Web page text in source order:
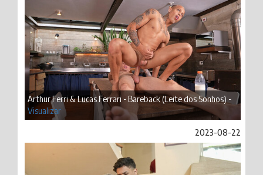
Arthur Ferri & Lucas Ferrari - Bareback (Leite dos Sonhos) -
Visualizar
2023-08-22